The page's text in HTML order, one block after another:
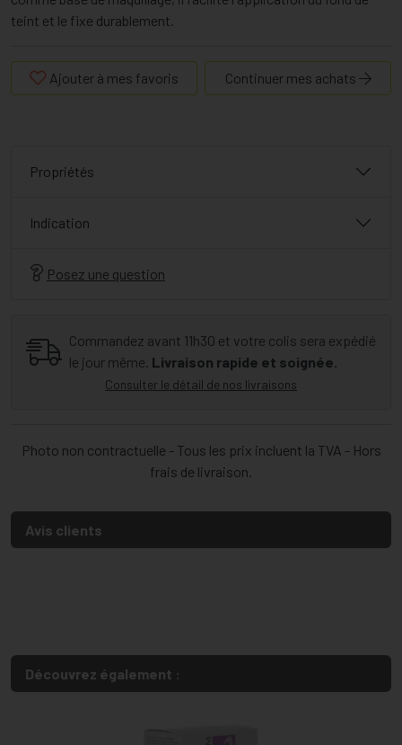
teint et le fixe durablement.
Ajouter à mes favoris Continuer mes achats
Propriétés
Indication
Posez une question
Commandez avant 11h30 et votre colis sera expédié
le jour même. Livraison rapide et soignée.
Consulter le détail de nos livraisons
Photo non contractuelle - Tous les prix incluent la TVA - Hors
frais de livraison.
Avis clients
Découvrez également :